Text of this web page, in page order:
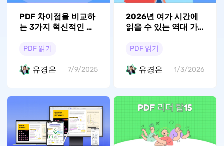
PDF 차이점을 비교하
는 3가지 혁신적인 방
PDF 읽기
유경은 7/9/2025
2026년 여가 시간에
읽을 수 있는 역대 가
PDF 읽기
유경은 1/3/2026